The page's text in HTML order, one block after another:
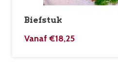
Biefstuk
Vanaf €18,25